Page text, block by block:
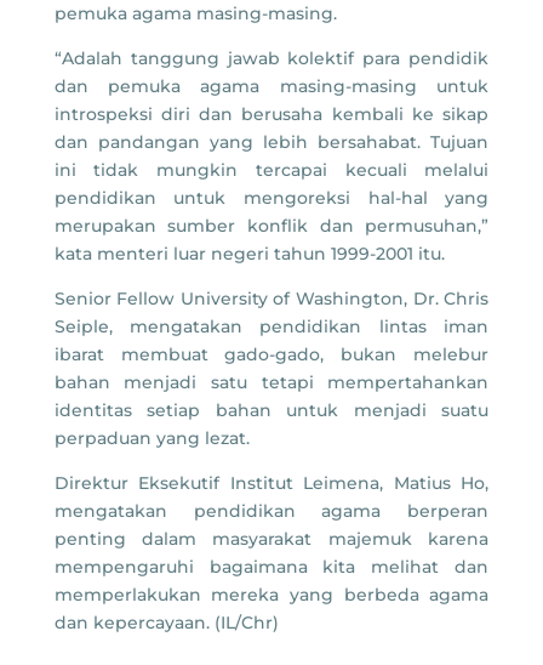
pemuka agama masing-masing.
“Adalah tanggung jawab kolektif para pendidik
dan pemuka agama masing-masing untuk
introspeksi diri dan berusaha kembali ke sikap
dan pandangan yang lebih bersahabat. Tujuan
ini tidak mungkin tercapai kecuali melalui
pendidikan untuk mengoreksi hal-hal yang
merupakan sumber konflik dan permusuhan,”
kata menteri luar negeri tahun 1999-2001 itu.
Senior Fellow University of Washington, Dr. Chris
Seiple, mengatakan pendidikan lintas iman
ibarat membuat gado-gado, bukan melebur
bahan menjadi satu tetapi mempertahankan
identitas setiap bahan untuk menjadi suatu
perpaduan yang lezat.
Direktur Eksekutif Institut Leimena, Matius Ho,
mengatakan pendidikan agama berperan
penting dalam masyarakat majemuk karena
mempengaruhi bagaimana kita melihat dan
memperlakukan mereka yang berbeda agama
dan kepercayaan. (IL/Chr)